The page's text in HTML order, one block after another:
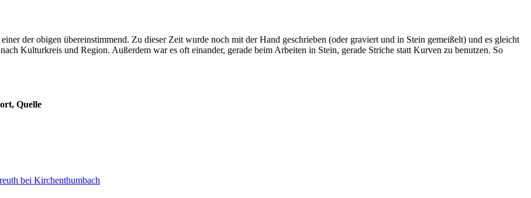
der obigen übereinstimmend. Zu dieser Zeit wurde noch mit der Hand geschrieben (oder graviert und in Stein gemeißelt) und es gleicht
Kulturkreis und Region. Außerdem war es oft einander, gerade beim Arbeiten in Stein, gerade Striche statt Kurven zu benutzen. So
Quelle
bei Kirchenthumbach